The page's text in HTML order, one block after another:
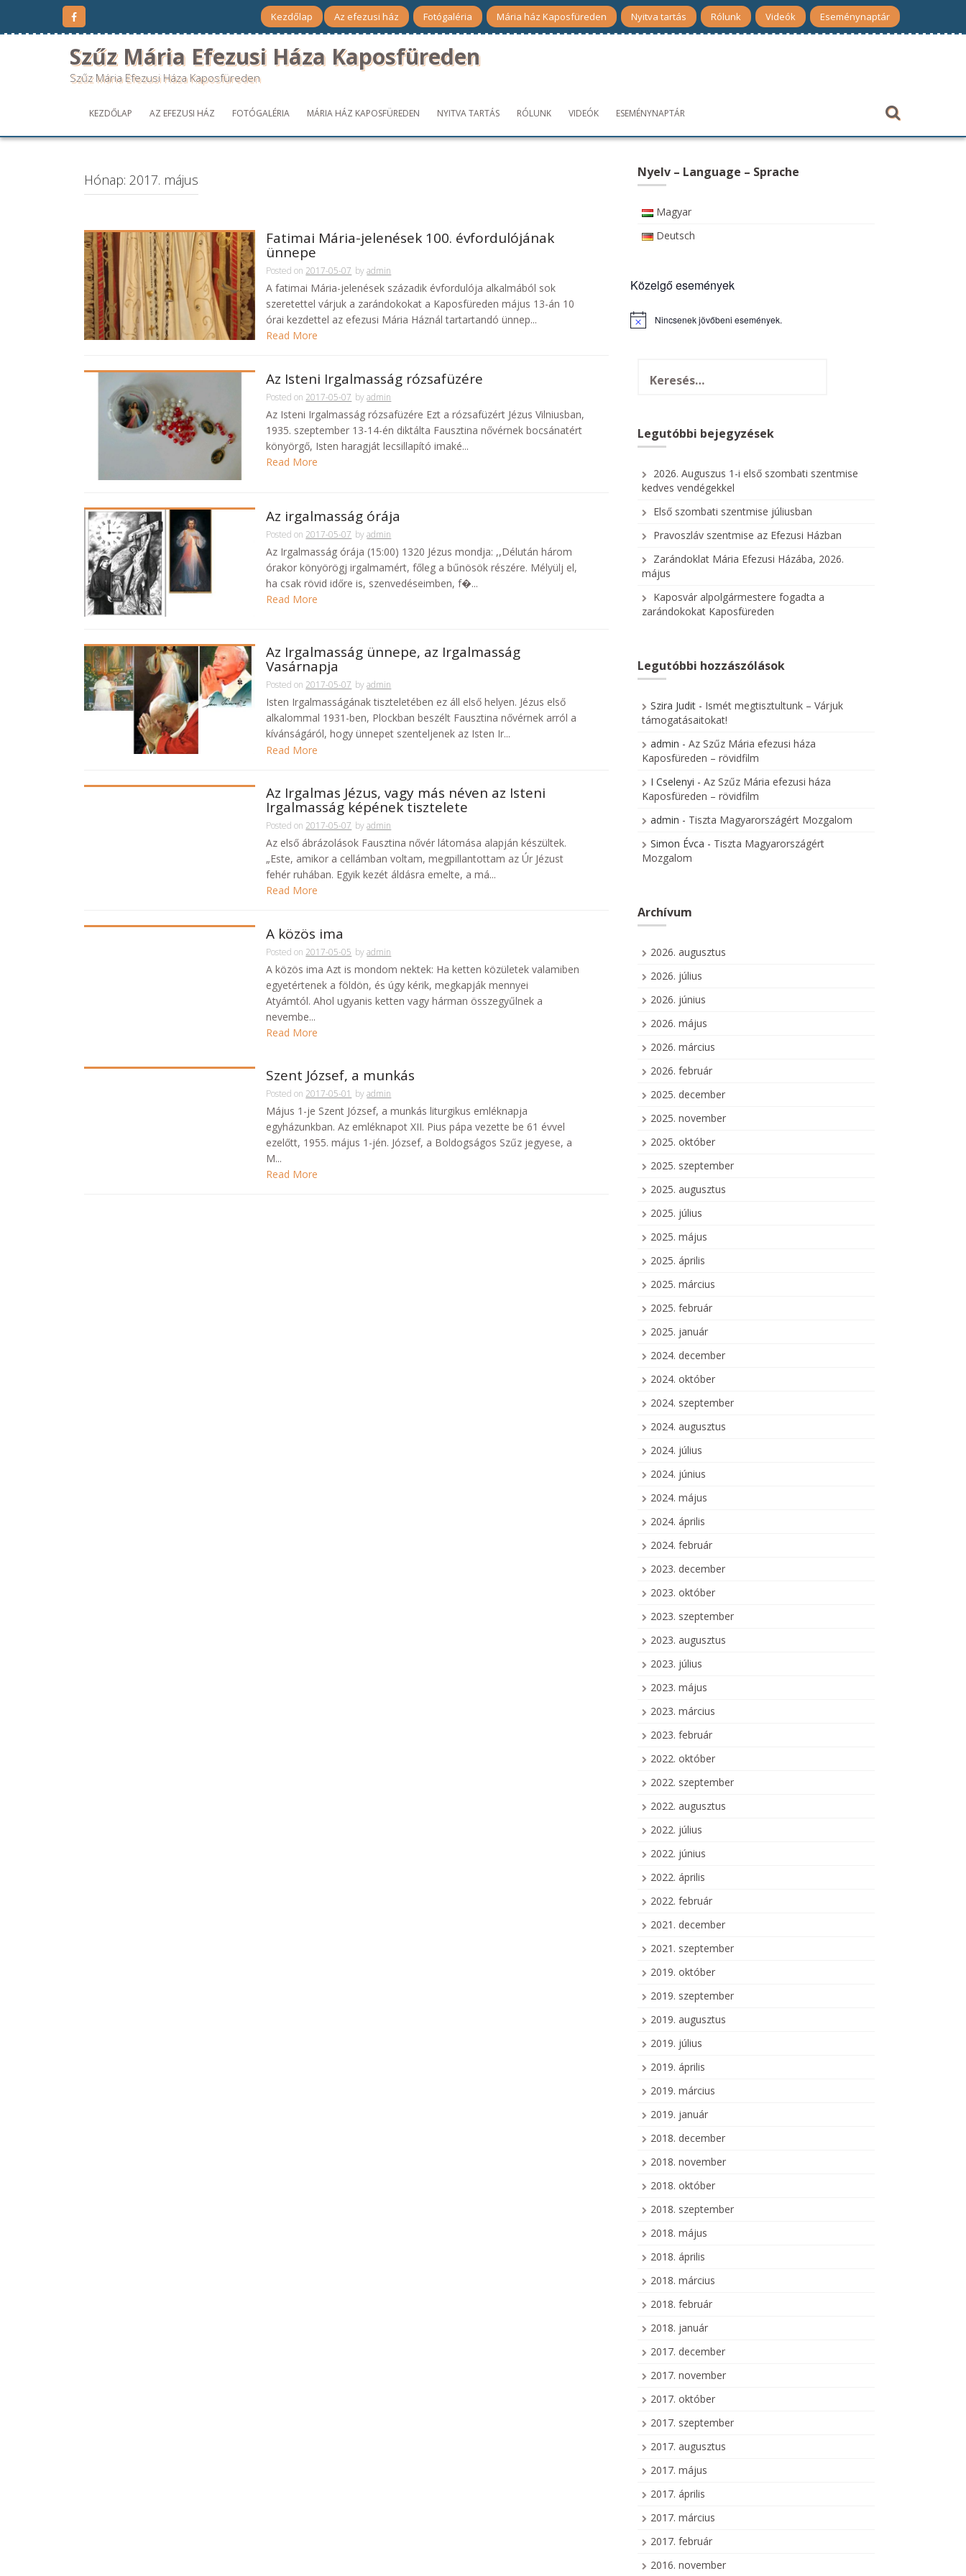
Kezdőlap Az efezusi ház Fotógaléria Mária ház Kaposfüreden Nyitva tartás Rólunk Videók Eseménynaptár
Szűz Mária Efezusi Háza Kaposfüreden
Szűz Mária Efezusi Háza Kaposfüreden
KEZDŐLAP AZ EFEZUSI HÁZ FOTÓGALÉRIA MÁRIA HÁZ KAPOSFÜREDEN NYITVA TARTÁS RÓLUNK VIDEÓK ESEMÉNYNAPTÁR
Hónap: 2017. május
Fatimai Mária-jelenések 100. évfordulójának
ünnepe
Posted on 2017-05-07 byadmin
A fatimai Mária-jelenések századik évfordulója alkalmából sok
szeretettel várjuk a zarándokokat a Kaposfüreden május 13-án 10
órai kezdettel az efezusi Mária Háznál tartartandó ünnep...
Read More
Az Isteni Irgalmasság rózsafüzére
Posted on 2017-05-07 byadmin
Az Isteni Irgalmasság rózsafüzére Ezt a rózsafüzért Jézus Vilniusban,
1935. szeptember 13-14-én diktálta Fausztina nővérnek bocsánatért
könyörgő, Isten haragját lecsillapító imaké...
Read More
Az irgalmasság órája
Posted on 2017-05-07 byadmin
Az Irgalmasság órája (15:00) 1320 Jézus mondja: ,,Délután három
órakor könyörögj irgalmamért, főleg a bűnösök részére. Mélyülj el,
ha csak rövid időre is, szenvedéseimben, f�...
Read More
Az Irgalmasság ünnepe, az Irgalmasság
Vasárnapja
Posted on 2017-05-07 byadmin
Isten Irgalmasságának tiszteletében ez áll első helyen. Jézus első
alkalommal 1931-ben, Plockban beszélt Fausztina nővérnek arról a
kívánságáról, hogy ünnepet szenteljenek az Isten Ir...
Read More
Az Irgalmas Jézus, vagy más néven az Isteni
Irgalmasság képének tisztelete
Posted on 2017-05-07 byadmin
Az első ábrázolások Fausztina nővér látomása alapján készültek.
„Este, amikor a cellámban voltam, megpillantottam az Úr Jézust
fehér ruhában. Egyik kezét áldásra emelte, a má...
Read More
A közös ima
Posted on 2017-05-05 byadmin
A közös ima Azt is mondom nektek: Ha ketten közületek valamiben
egyetértenek a földön, és úgy kérik, megkapják mennyei
Atyámtól. Ahol ugyanis ketten vagy hárman összegyűlnek a
nevembe...
Read More
Szent József, a munkás
Posted on 2017-05-01 byadmin
Május 1-je Szent József, a munkás liturgikus emléknapja
egyházunkban. Az emléknapot XII. Pius pápa vezette be 61 évvel
ezelőtt, 1955. május 1-jén. József, a Boldogságos Szűz jegyese, a
M...
Read More
Nyelv – Language – Sprache
Magyar
Deutsch
Közelgő események
N
Nincsenek jövőbeni események.
Legutóbbi bejegyzések
2026. Auguszus 1-i első szombati szentmise
kedves vendégekkel
Első szombati szentmise júliusban
Pravoszláv szentmise az Efezusi Házban
Zarándoklat Mária Efezusi Házába, 2026.
május
Kaposvár alpolgármestere fogadta a
zarándokokat Kaposfüreden
Legutóbbi hozzászólások
Szira Judit - Ismét megtisztultunk – Várjuk
támogatásaitokat!
admin - Az Szűz Mária efezusi háza
Kaposfüreden – rövidfilm
I Cselenyi - Az Szűz Mária efezusi háza
Kaposfüreden – rövidfilm
admin - Tiszta Magyarországért Mozgalom
Simon Évca - Tiszta Magyarországért
Mozgalom
Archívum
2026. augusztus
2026. július
2026. június
2026. május
2026. március
2026. február
2025. december
2025. november
2025. október
2025. szeptember
2025. augusztus
2025. július
2025. május
2025. április
2025. március
2025. február
2025. január
2024. december
2024. október
2024. szeptember
2024. augusztus
2024. július
2024. június
2024. május
2024. április
2024. február
2023. december
2023. október
2023. szeptember
2023. augusztus
2023. július
2023. május
2023. március
2023. február
2022. október
2022. szeptember
2022. augusztus
2022. július
2022. június
2022. április
2022. február
2021. december
2021. szeptember
2019. október
2019. szeptember
2019. augusztus
2019. július
2019. április
2019. március
2019. január
2018. december
2018. november
2018. október
2018. szeptember
2018. május
2018. április
2018. március
2018. február
2018. január
2017. december
2017. november
2017. október
2017. szeptember
2017. augusztus
2017. május
2017. április
2017. március
2017. február
2016. november